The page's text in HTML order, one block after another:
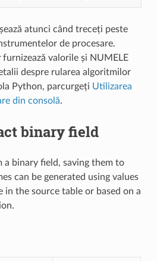
atunci când treceți peste
de procesare.
furnizează valorile și NUMELE
despre rularea algoritmilor
Python, parcurgeți Utilizarea
din consolă.
binary field
a binary field, saving them to
can be generated using values
the source table or based on a